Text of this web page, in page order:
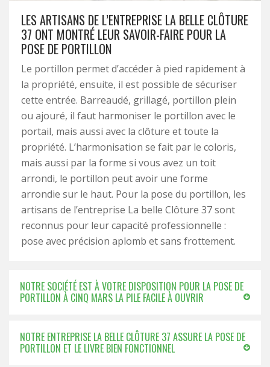
LES ARTISANS DE L’ENTREPRISE LA BELLE CLÔTURE
37 ONT MONTRÉ LEUR SAVOIR-FAIRE POUR LA
POSE DE PORTILLON
Le portillon permet d’accéder à pied rapidement à
la propriété, ensuite, il est possible de sécuriser
cette entrée. Barreaudé, grillagé, portillon plein
ou ajouré, il faut harmoniser le portillon avec le
portail, mais aussi avec la clôture et toute la
propriété. L’harmonisation se fait par le coloris,
mais aussi par la forme si vous avez un toit
arrondi, le portillon peut avoir une forme
arrondie sur le haut. Pour la pose du portillon, les
artisans de l’entreprise La belle Clôture 37 sont
reconnus pour leur capacité professionnelle :
pose avec précision aplomb et sans frottement.
NOTRE SOCIÉTÉ EST À VOTRE DISPOSITION POUR LA POSE DE
PORTILLON À CINQ MARS LA PILE FACILE À OUVRIR
NOTRE ENTREPRISE LA BELLE CLÔTURE 37 ASSURE LA POSE DE
PORTILLON ET LE LIVRE BIEN FONCTIONNEL